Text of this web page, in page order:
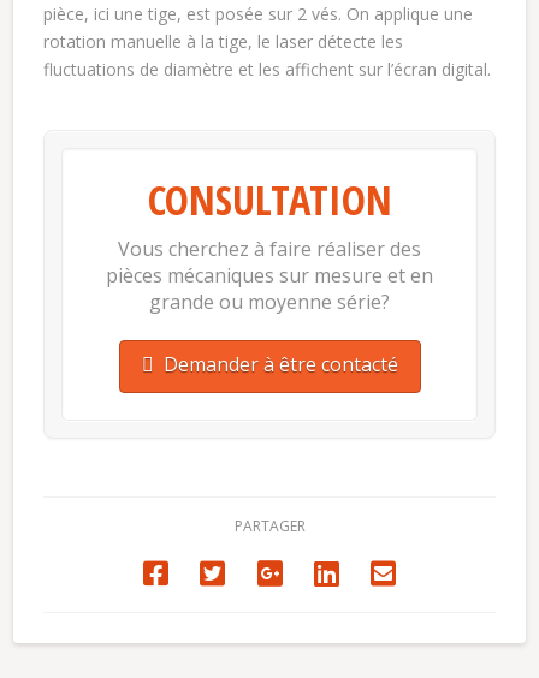
pièce, ici une tige, est posée sur 2 vés. On applique une
rotation manuelle à la tige, le laser détecte les
fluctuations de diamètre et les affichent sur l’écran digital.
CONSULTATION
Vous cherchez à faire réaliser des
pièces mécaniques sur mesure et en
grande ou moyenne série?
Demander à être contacté
PARTAGER